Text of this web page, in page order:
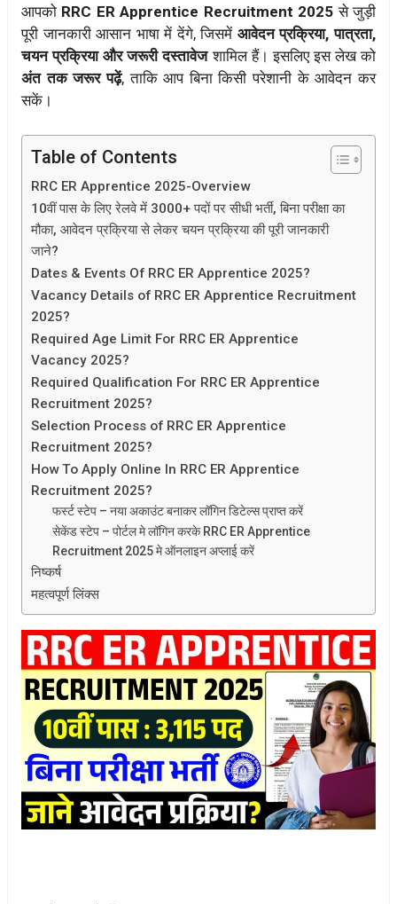
आपको RRC ER Apprentice Recruitment 2025 से जुड़ी
पूरी जानकारी आसान भाषा में देंगे, जिसमें आवेदन प्रक्रिया, पात्रता,
चयन प्रक्रिया और जरूरी दस्तावेजशामिल हैं। इसलिए इस लेख को
अंत तक जरूर पढ़ें, ताकि आप बिना किसी परेशानी के आवेदन कर
सकें।
Table of Contents
RRC ER Apprentice 2025-Overview
10वीं पास के लिए रेलवे में 3000+ पदों पर सीधी भर्ती, बिना परीक्षा का
मौका, आवेदन प्रक्रिया से लेकर चयन प्रक्रिया की पूरी जानकारी
जाने?
Dates & Events Of RRC ER Apprentice 2025?
Vacancy Details of RRC ER Apprentice Recruitment
2025?
Required Age Limit For RRC ER Apprentice
Vacancy 2025?
Required Qualification For RRC ER Apprentice
Recruitment 2025?
Selection Process of RRC ER Apprentice
Recruitment 2025?
How To Apply Online In RRC ER Apprentice
Recruitment 2025?
फर्स्ट स्टेप – नया अकाउंट बनाकर लॉगिन डिटेल्स प्राप्त करें
सेकेंड स्टेप – पोर्टल मे लॉगिन करके RRC ER Apprentice
Recruitment 2025 मे ऑनलाइन अप्लाई करें
निष्कर्ष
महत्वपूर्ण लिंक्स